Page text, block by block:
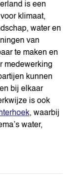
is een
klimaat,
water en
van
te maken en
medewerking
kunnen
bij elkaar
is ook
, waarbij
water,